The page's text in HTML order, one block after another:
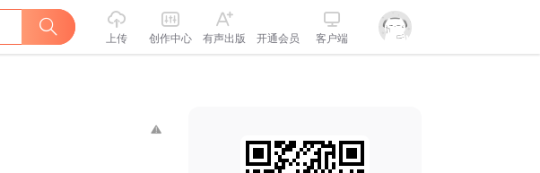
上传 创作中心 有声出版 开通会员 客户端